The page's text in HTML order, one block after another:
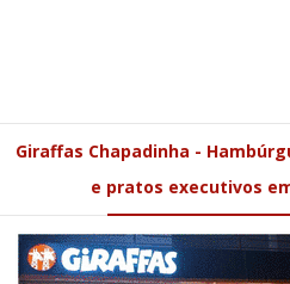
Giraffas Chapadinha -
e pratos executivos